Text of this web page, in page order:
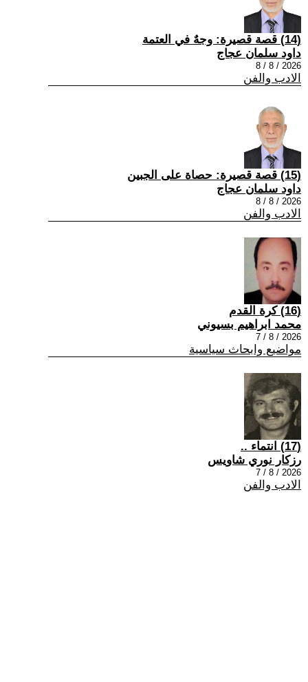
(14) قصة قصيرة: وجهٌ في العتمة
داود سلمان عجاج
2026 / 8 / 8
الادب والفن
(15) قصة قصيرة: حصاة على الجبين
داود سلمان عجاج
2026 / 8 / 8
الادب والفن
(16) كرة القدم
محمد ابراهيم بسيوني
2026 / 8 / 7
مواضيع وابحاث سياسية
(17) انتماء ..
رزكار نوري شاويس
2026 / 8 / 7
الادب والفن